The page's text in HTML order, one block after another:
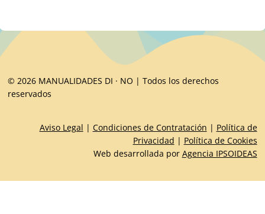
© 2026 MANUALIDADES DI · NO | Todos los derechos
reservados
Aviso Legal | Condiciones de Contratación | Política de
Privacidad | Política de Cookies
Web desarrollada por Agencia IPSOIDEAS